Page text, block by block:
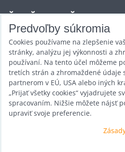
ĎALŠIE SLUŽBY
Zábava na Vašu akciu
Požičovňa
Promotéri
Kurzy a stretnutia
Veľkoobchod
Predvoľby súkromia
Cookies používame na zlepšenie
stránky, analýzu jej výkonnosti a
používaní. Na tento účel môžeme
tretích strán a zhromaždené údaje
partnerom v EÚ, USA alebo iných
„Prijať všetky cookies“ vyjadrujete
spracovaním. Nižšie môžete nájsť
upraviť svoje preferencie.